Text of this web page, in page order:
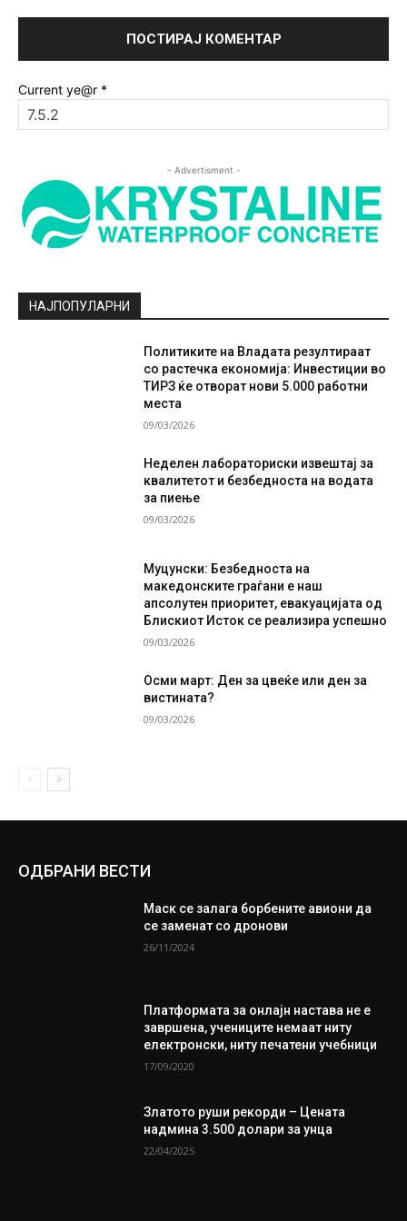
Current ye@r *
- Advertisment -
НАЈПОПУЛАРНИ
Политиките на Владата резултираат
со растечка економија: Инвестиции во
ТИРЗ ќе отворат нови 5.000 работни
места
09/03/2026
Неделен лабораториски извештај за
квалитетот и безбедноста на водата
за пиење
09/03/2026
Муцунски: Безбедноста на
македонските граѓани е наш
апсолутен приоритет, евакуацијата од
Блискиот Исток се реализира успешно
09/03/2026
Осми март: Ден за цвеќе или ден за
вистината?
09/03/2026
ОДБРАНИ ВЕСТИ
Маск се залага борбените авиони да
се заменат со дронови
26/11/2024
Платформата за онлајн настава не е
завршена, учениците немаат ниту
електронски, ниту печатени учебници
17/09/2020
Златото руши рекорди – Цената
надмина 3.500 долари за унца
22/04/2025